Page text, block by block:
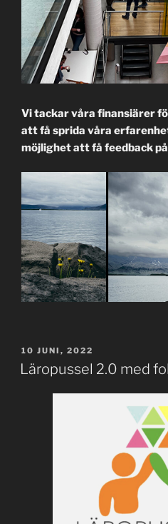
Vi tackar våra finansiärer
att få sprida våra
möjlighet att få feedback
PUBLICERAT
10 JUNI, 2022
Läropussel 2.0 med